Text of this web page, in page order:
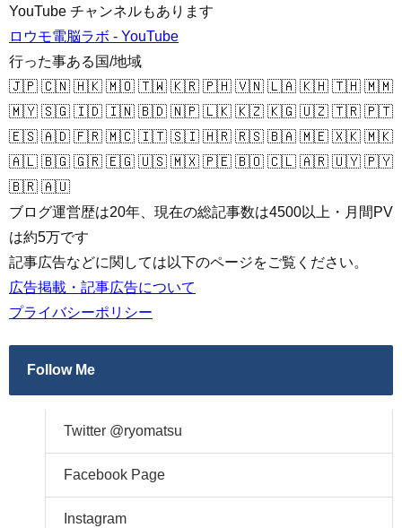
YouTube チャンネルもあります
ロウモ電脳ラボ - YouTube
行った事ある国/地域
🇯🇵 🇨🇳 🇭🇰 🇲🇴 🇹🇼 🇰🇷 🇵🇭 🇻🇳 🇱🇦 🇰🇭 🇹🇭 🇲🇲
🇲🇾 🇸🇬 🇮🇩 🇮🇳 🇧🇩 🇳🇵 🇱🇰 🇰🇿 🇰🇬 🇺🇿 🇹🇷 🇵🇹
🇪🇸 🇦🇩 🇫🇷 🇲🇨 🇮🇹 🇸🇮 🇭🇷 🇷🇸 🇧🇦 🇲🇪 🇽🇰 🇲🇰
🇦🇱 🇧🇬 🇬🇷 🇪🇬 🇺🇸 🇲🇽 🇵🇪 🇧🇴 🇨🇱 🇦🇷 🇺🇾 🇵🇾
🇧🇷 🇦🇺
ブログ運営歴は20年、現在の総記事数は4500以上・月間PV
は約5万です
記事広告などに関しては以下のページをご覧ください。
広告掲載・記事広告について
プライバシーポリシー
Follow Me
Twitter @ryomatsu
Facebook Page
Instagram